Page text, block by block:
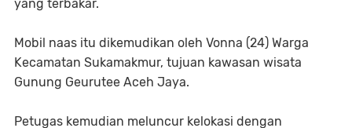
yang terbakar.
Mobil naas itu dikemudikan oleh Vonna (24) Warga
Kecamatan Sukamakmur, tujuan kawasan wisata
Gunung Geurutee Aceh Jaya.
Petugas kemudian meluncur kelokasi dengan